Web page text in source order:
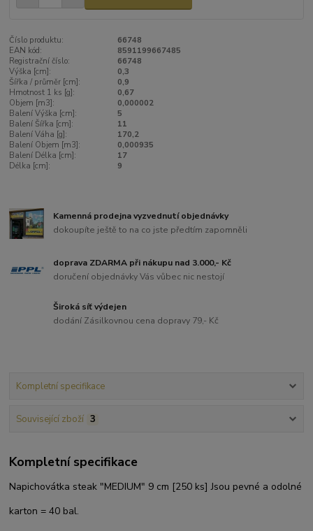
Číslo produktu:
66748
EAN kód:
8591199667485
Registrační číslo:
66748
Výška [cm]:
0,3
Šířka / průměr [cm]:
0,9
Hmotnost 1 ks [g]:
0,67
Objem [m3]:
0,000002
Balení Výška [cm]:
5
Balení Šířka [cm]:
11
Balení Váha [g]:
170,2
Balení Objem [m3]:
0,000935
Balení Délka [cm]:
17
Délka [cm]:
9
Kamenná prodejna vyzvednutí objednávky
dokoupíte ještě to na co jste předtím zapomněli
doprava ZDARMA při nákupu nad 3.000,- Kč
doručení objednávky Vás vůbec nic nestojí
Široká síť výdejen
dodání Zásilkovnou cena dopravy 79,- Kč
Kompletní specifikace
Související zboží 3
Kompletní specifikace
Napichovátka steak "MEDIUM" 9 cm [250 ks] Jsou pevné a odolné
karton = 40 bal.